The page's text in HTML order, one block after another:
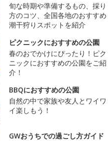
旬な時期や準備するもの、採り
方のコツ、全国各地のおすすめ
潮干狩りスポットを紹介
ピクニックにおすすめの公園
春のおでかけにぴったり！ピク
ニックにおすすめの公園をご紹
介！
BBQにおすすめの公園
自然の中で家族や友人とワイワ
イ楽しもう！
GWおうちでの過ごし方ガイド